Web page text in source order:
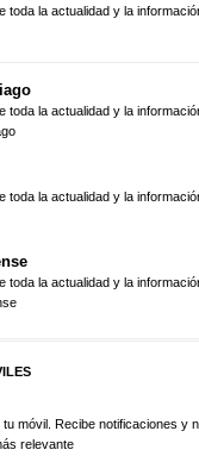
toda la actualidad y la
toda la actualidad y la
toda la actualidad y la
toda la actualidad y la
móvil. Recibe notificaciones y
relevante